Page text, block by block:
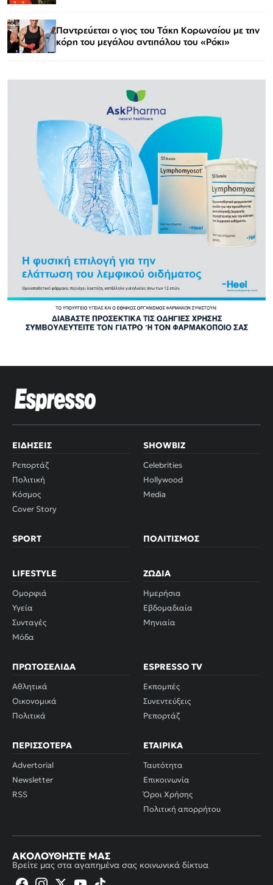
Παντρεύεται ο γιος του Τάκη Κορωναίου με την
κόρη του μεγάλου αντιπάλου του «Ρόκι»
ΕΙΔΉΣΕΙΣ
Ρεπορτάζ
Πολιτική
Κόσμος
Cover Story
SHOWBIZ
Celebrities
Hollywood
Media
SPORT ΠΟΛΙΤΙΣΜΌΣ
LIFESTYLE
Ομορφιά
Υγεία
Συνταγές
Μόδα
ΖΏΔΙΑ
Ημερήσια
Εβδομαδιαία
Μηνιαία
ΠΡΩΤΟΣΈΛΙΔΑ
Αθλητικά
Οικονομικά
Πολιτικά
ESPRESSO TV
Εκπομπές
Συνεντεύξεις
Ρεπορτάζ
ΠΕΡΙΣΣΌΤΕΡΑ
Advertorial
Newsletter
RSS
ΕΤΑΙΡΙΚΆ
Ταυτότητα
Επικοινωνία
Όροι Χρήσης
Πολιτική απορρήτου
ΑΚΟΛΟΥΘΉΣΤΕ ΜΑΣ
Βρείτε μας στα αγαπημένα σας κοινωνικά δίκτυα